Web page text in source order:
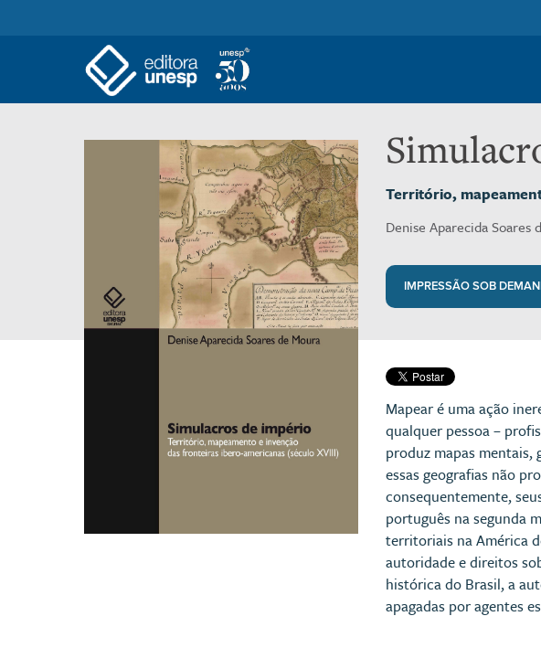
Território,
Denise Aparecida Soares
IMPRESSÃO SOB
Mapear é uma ação
qualquer pessoa –
produz mapas
essas geografias não
consequentemente,
português na segunda
territoriais na América
autoridade e direitos
histórica do Brasil, a
apagadas por agentes